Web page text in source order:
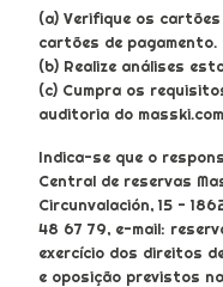
(a) Verifique os
cartões de pagamento.
(b) Realize análises
(c) Cumpra os
auditoria do
Indica-se que o
Central de reservas
Circunvalación, 15 -
48 67 79, e-mail:
exercício dos direitos
e oposição previstos